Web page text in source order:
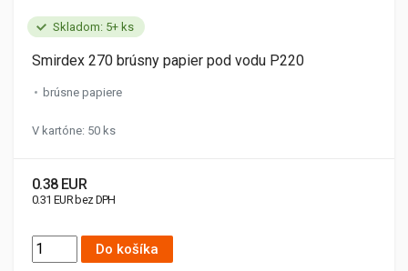
Skladom: 5+ ks
Smirdex 270 brúsny papier pod vodu P220
brúsne papiere
V kartóne: 50 ks
0.38 EUR
0.31 EUR bez DPH
Do košíka